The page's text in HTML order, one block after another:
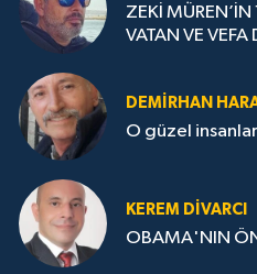
ZEKİ MÜREN’İN
VATAN VE VEFA
DEMİRHAN
O güzel
KEREM DİVARCI
OBAMA'NIN